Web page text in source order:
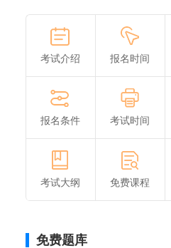
考试介绍 报名时间
报名条件 考试时间
考试大纲 免费课程
免费题库